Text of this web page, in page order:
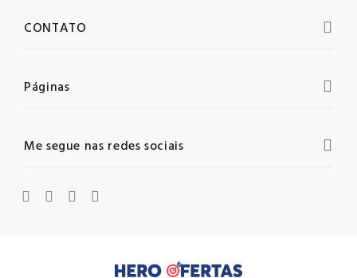
Me segue nas redes sociais
CONTATO
Páginas